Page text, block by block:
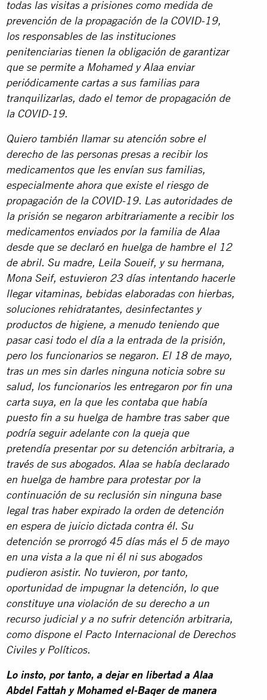
todas las visitas a prisiones como medida de
prevención de la propagación de la COVID-19,
los responsables de las instituciones
penitenciarias tienen la obligación de garantizar
que se permite a Mohamed y Alaa enviar
periódicamente cartas a sus familias para
tranquilizarlas, dado el temor de propagación de
la COVID-19.
Quiero también llamar su atención sobre el
derecho de las personas presas a recibir los
medicamentos que les envían sus familias,
especialmente ahora que existe el riesgo de
propagación de la COVID-19. Las autoridades de
la prisión se negaron arbitrariamente a recibir los
medicamentos enviados por la familia de Alaa
desde que se declaró en huelga de hambre el 12
de abril. Su madre, Leila Soueif, y su hermana,
Mona Seif, estuvieron 23 días intentando hacerle
llegar vitaminas, bebidas elaboradas con hierbas,
soluciones rehidratantes, desinfectantes y
productos de higiene, a menudo teniendo que
pasar casi todo el día a la entrada de la prisión,
pero los funcionarios se negaron. El 18 de mayo,
tras un mes sin darles ninguna noticia sobre su
salud, los funcionarios les entregaron por fin una
carta suya, en la que les contaba que había
puesto fin a su huelga de hambre tras saber que
podría seguir adelante con la queja que
pretendía presentar por su detención arbitraria, a
través de sus abogados. Alaa se había declarado
en huelga de hambre para protestar por la
continuación de su reclusión sin ninguna base
legal tras haber expirado la orden de detención
en espera de juicio dictada contra él. Su
detención se prorrogó 45 días más el 5 de mayo
en una vista a la que ni él ni sus abogados
pudieron asistir. No tuvieron, por tanto,
oportunidad de impugnar la detención, lo que
constituye una violación de su derecho a un
recurso judicial y a no sufrir detención arbitraria,
como dispone el Pacto Internacional de Derechos
Civiles y Políticos.
Lo insto, por tanto, a dejar en libertad a Alaa
Abdel Fattah y Mohamed el-Baqer de manera